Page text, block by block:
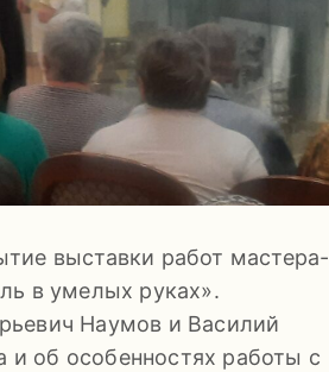
выставки работ мастера-
в умелых руках».
Наумов и Василий
и об особенностях работы с